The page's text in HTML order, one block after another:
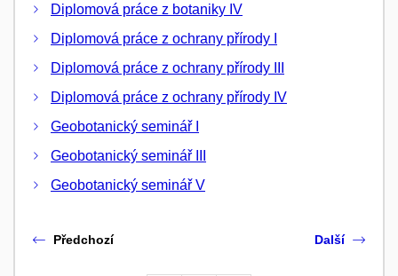
Diplomová práce z botaniky IV
Diplomová práce z ochrany přírody I
Diplomová práce z ochrany přírody III
Diplomová práce z ochrany přírody IV
Geobotanický seminář I
Geobotanický seminář III
Geobotanický seminář V
Předchozí Další